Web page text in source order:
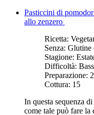
Pasticcini di
allo zenzero
Ricetta:
Senza: Glutine
Stagione:
Difficoltà:
Preparazione:
Cottura: 15
In questa sequenza
come tale può fare